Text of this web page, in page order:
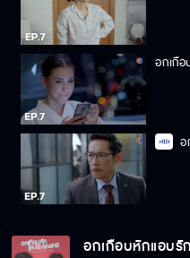
อกเกื
อ
อกเกือบหักแอบ